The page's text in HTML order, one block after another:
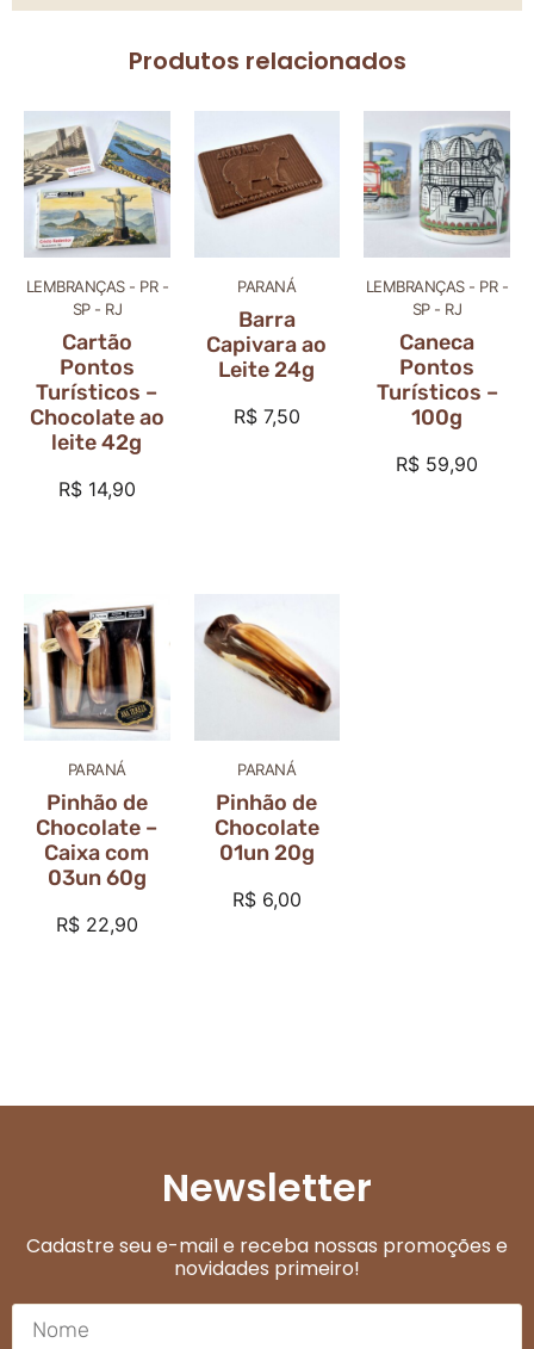
Produtos relacionados
LEMBRANÇAS - PR -
SP - RJ
Cartão
Pontos
Turísticos –
Chocolate ao
leite 42g
R$14,90
PARANÁ
Barra
Capivara ao
Leite 24g
R$7,50
LEMBRANÇAS - PR -
SP - RJ
Caneca
Pontos
Turísticos –
100g
R$ 59,90
PARANÁ
Pinhão de
Chocolate –
Caixa com
03un 60g
R$22,90
PARANÁ
Pinhão de
Chocolate
01un 20g
R$6,00
Newsletter
Cadastre seu e-mail e receba nossas promoções e
novidades primeiro!